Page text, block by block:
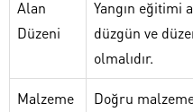
Alan
Düzeni
Yangın eğitimi
düzgün ve
olmalıdır.
Malzeme
Doğru